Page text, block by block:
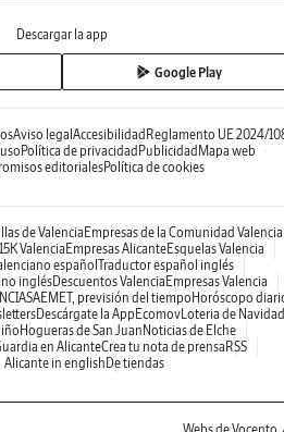
Descargar la app
Google Play
Aviso legal Accesibilidad Reglamento UE 2024/
Política de privacidad Publicidad Mapa web
editorialesPolítica de cookies
de Valencia Empresas de la Comunidad
15K Valencia Empresas AlicanteEsquelas Valencia
español Traductor español inglés
inglésDescuentos Valencia Empresas Valencia
AEMET, previsión del tiempo Horóscopo
Descárgate la App EcomovLoteria de Navidad
Hogueras de San Juan Noticias de Elche
en AlicanteCrea tu nota de prensa RSS
Alicante in english De tiendas